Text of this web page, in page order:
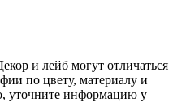
и лейб могут отличаться
по цвету, материалу и
уточните информацию у